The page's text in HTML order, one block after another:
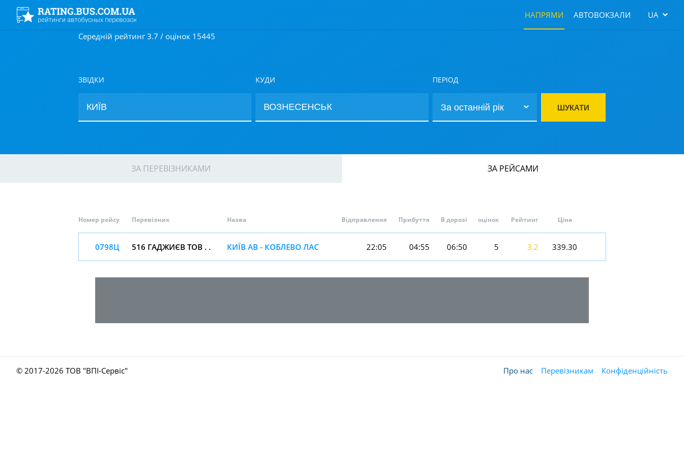
НАПРЯМИ АВТОВОКЗАЛИ UA
Середній рейтинг 3.7 / оцінок 15445
ЗВІДКИ КУДИ ПЕРІОД
ШУКАТИ
ЗА ПЕРЕВІЗНИКАМИ ЗА РЕЙСАМИ
Номер рейсу Перевізник Назва Відправлення Прибуття В дорозі оцінок Рейтинг Ціна
0798Ц 516 ГАДЖИЄВ ТОВ . . КИЇВ АВ - КОБЛЕВО ЛАС 22:05 04:55 06:50 5 3.2 339.30
© 2017-2026 ТОВ "ВПІ-Сервіс" Про нас Перевізникам Конфіденційність